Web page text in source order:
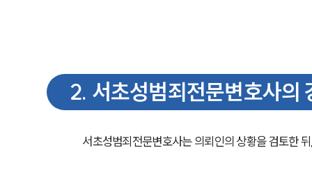
2. 서초성범죄전문변호사의
서초성범죄전문변호사는 의뢰인의 상황을 검토한